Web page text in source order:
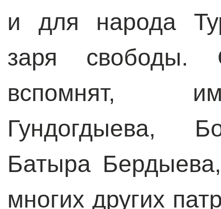
и для народа
заря свободы.
вспомнят,
Гундогдыева,
Батыра
многих других